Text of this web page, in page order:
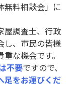
無料相談会」に
屋調査士、行政
し、市民の皆様
な機会です。
不要ですので、
足をお運びくだ